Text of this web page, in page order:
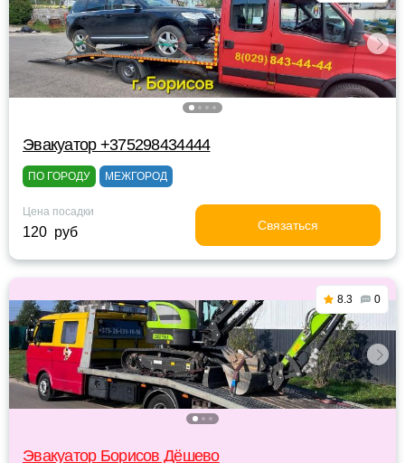
Эвакуатор +375298434444
ПО ГОРОДУ МЕЖГОРОД
Цена посадки
120 руб Связаться
8.3 0
Эвакуатор Борисов Дёшево